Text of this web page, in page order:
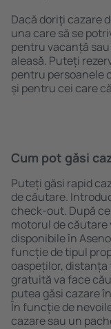
Dacă doriţi cazare
una care să se
pentru vacanță
aleasă. Puteți
pentru persoanele
și pentru cei care
Cum pot găsi
Puteți găsi rapid
de căutare.
check-out. După
motorul de
disponibile în
funcție de tipul
oaspeților,
gratuită va face
putea găsi cazare
În funcție de
cazare sau un